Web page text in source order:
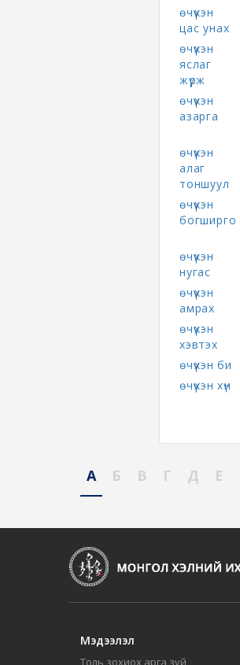
өчүүхэн
цас унах
өчүүхэн
яслаг
жүрж
өчүүхэн
азарга
өчүүхэн
алаг
тоншуул
өчүүхэн
богширго
өчүүхэн
нугас
өчүүхэн
амрах
өчүүхэн
хэвтэх
өчүүхэн би
өчүүхэн хүн
А Б В Г Д Е
Мэдээлэл
Толь зохиох арга зүй